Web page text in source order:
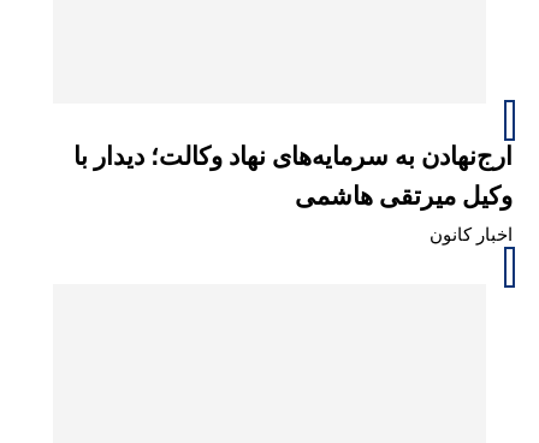
ارج‌نهادن به سرمایه‌های نهاد وکالت؛ دیدار با
وکیل میرتقی هاشمی
اخبار کانون